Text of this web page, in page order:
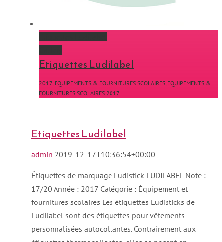
Etiquettes Ludilabel
2017 EQUIPEMENTS & FOURNITURES SCOLAIRES EQUIPEMENTS &
FOURNITURES SCOLAIRES 2017
Etiquettes Ludilabel
admin 2019-12-17T10:36:54+00:00
Étiquettes de marquage Ludistick LUDILABEL Note :
17/20 Année : 2017 Catégorie : Équipement et
fournitures scolaires Les étiquettes Ludisticks de
Ludilabel sont des étiquettes pour vêtements
personnalisées autocollantes. Contrairement aux